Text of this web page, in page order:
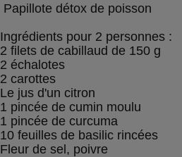
Papillote détox de poisson
Ingrédients pour 2 personnes :
2 filets de cabillaud de 150 g
2 échalotes
2 carottes
Le jus d'un citron
1 pincée de cumin moulu
1 pincée de curcuma
10 feuilles de basilic rincées
Fleur de sel, poivre